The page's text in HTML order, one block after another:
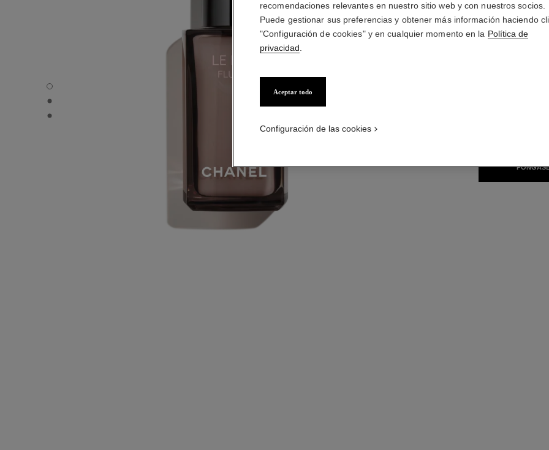
LE LIFT FLUIDE - Vista por defecto
LE LIFT FLUIDE - Vista alternativa 1
LE LIFT FLUIDE - Vista de la textura básica
Alisar – Reafirmar
recomendaciones relevantes en nuestro sitio web y con nuestros socios.
Puede gestionar sus preferencias y obtener más información haciendo
"Configuración de cookies" y en cualquier momento en la Política de
privacidad
Aceptar todo
Configuración de las cookies